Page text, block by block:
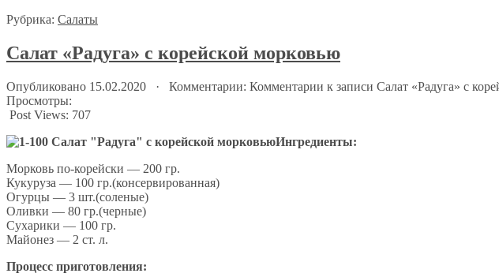
Рубрика: Салаты
Салат «Радуга» с корейской морковью
Опубликовано 15.02.2020 · Комментарии: Комментарии к записи Салат «Радуга» с
Просмотры:
Post Views: 707
Ингредиенты:
Морковь по-корейски — 200 гр.
Кукуруза — 100 гр.(консервированная)
Огурцы — 3 шт.(соленые)
Оливки — 80 гр.(черные)
Сухарики — 100 гр.
Майонез — 2 ст. л.
Процесс приготовления: